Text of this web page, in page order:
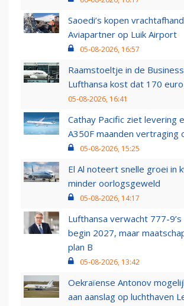
Saoedi’s kopen
Aviapartner op Luik Airport
05-08-2026, 16:57
Raamstoeltje in de
Lufthansa kost dat 170
05-08-2026, 16:41
Cathay Pacific ziet levering
A350F maanden vertraging
05-08-2026, 15:25
El Al noteert snelle groei in
minder oorlogsgeweld
05-08-2026, 14:17
Lufthansa verwacht 777-
begin 2027, maar
plan B
05-08-2026, 13:42
Oekraïense Antonov
aan aanslag op luchthaven